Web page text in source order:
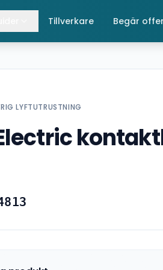
Tillverkare Begär
LYFTUTRUSTNING